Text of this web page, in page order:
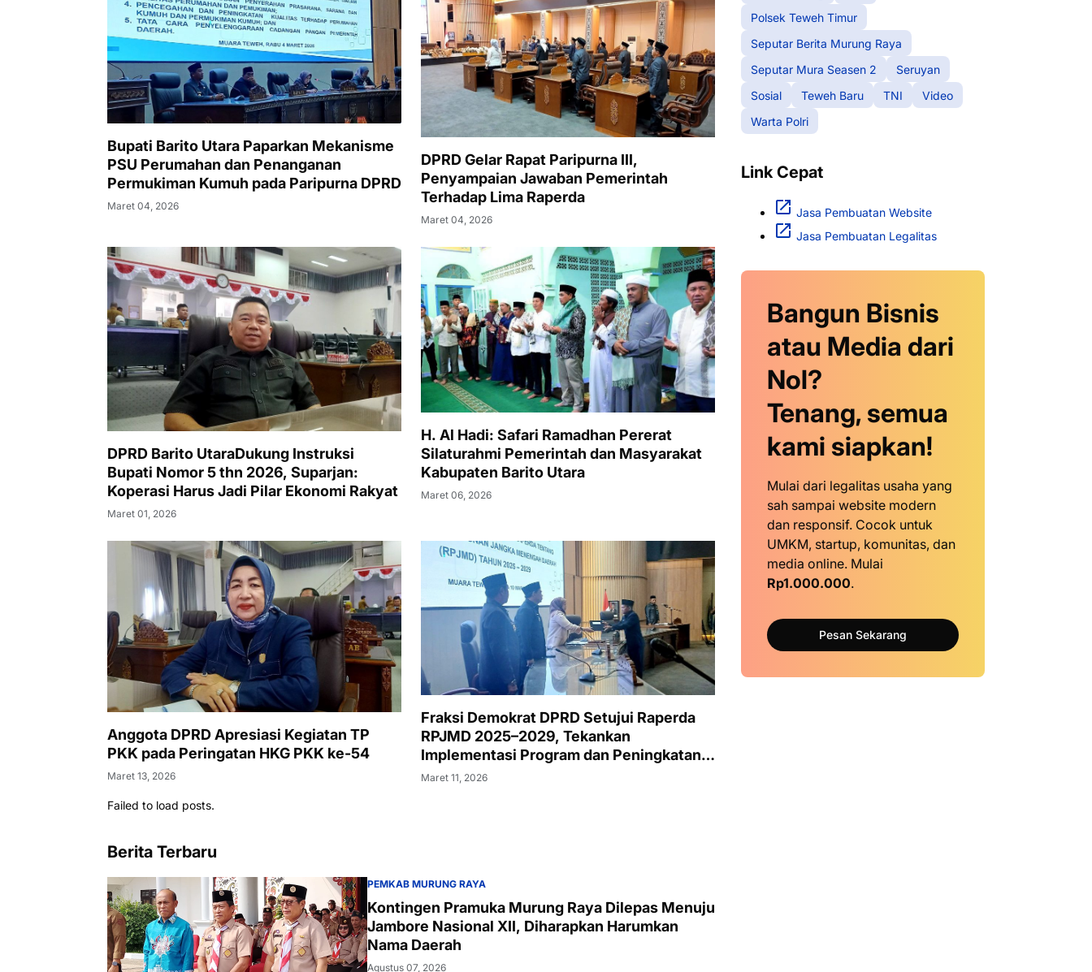
Bupati Barito Utara Paparkan Mekanisme
PSU Perumahan dan Penanganan
Permukiman Kumuh pada Paripurna DPRD
Maret 04, 2026
DPRD Gelar Rapat Paripurna III,
Penyampaian Jawaban Pemerintah
Terhadap Lima Raperda
Maret 04, 2026
DPRD Barito UtaraDukung Instruksi
Bupati Nomor 5 thn 2026, Suparjan:
Koperasi Harus Jadi Pilar Ekonomi Rakyat
Maret 01, 2026
H. Al Hadi: Safari Ramadhan Pererat
Silaturahmi Pemerintah dan Masyarakat
Kabupaten Barito Utara
Maret 06, 2026
Anggota DPRD Apresiasi Kegiatan TP
PKK pada Peringatan HKG PKK ke-54
Maret 13, 2026
Fraksi Demokrat DPRD Setujui Raperda
RPJMD 2025–2029, Tekankan
Implementasi Program dan Peningkatan
PAD
Maret 11, 2026
Failed to load posts.
Berita Terbaru
PEMKAB MURUNG RAYA
Kontingen Pramuka Murung Raya Dilepas Menuju
Jambore Nasional XII, Diharapkan Harumkan
Nama Daerah
Agustus 07, 2026
Polsek Teweh Timur
Seputar Berita Murung Raya
Seputar Mura Seasen 2
Seruyan
Sosial
Teweh Baru TNI
Video
Warta Polri
Link Cepat
Jasa Pembuatan Website
Jasa Pembuatan Legalitas
Bangun Bisnis
atau Media dari
Nol?
Tenang, semua
kami siapkan!
Mulai dari legalitas usaha yang
sah sampai website modern
dan responsif. Cocok untuk
UMKM, startup, komunitas, dan
media online. Mulai
Rp1.000.000.
Pesan Sekarang